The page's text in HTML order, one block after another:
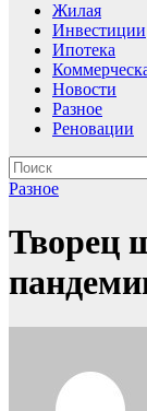
Жилая
Инвестиции
Ипотека
Новости
Разное
Реновации
Разное
Творец